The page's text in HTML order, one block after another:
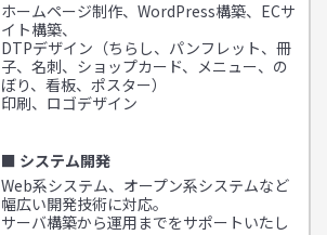
ホームページ制作、WordPress構築、ECサ
イト構築、
DTPデザイン（ちらし、パンフレット、冊
子、名刺、ショップカード、メニュー、の
ぼり、看板、ポスター）
印刷、ロゴデザイン
■ システム開発
Web系システム、オープン系システムなど
幅広い開発技術に対応。
サーバ構築から運用までをサポートいたし